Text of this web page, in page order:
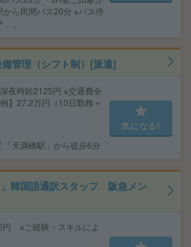
ら民間バス20分 ※バス停
、
管理（シフト制）[派遣]
夜時給2125円 ※交通費全
】27.2万円（10日勤務＋
「天満橋駅」から徒歩6分
気になる!
」韓国語通訳スタッフ 阪急メン
円 ※ご経験・スキルによ